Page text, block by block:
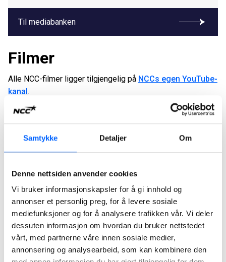
Samtykke Detaljer Om
Denne nettsiden anvender cookies
Vi bruker informasjonskapsler for å gi innhold og
annonser et personlig preg, for å levere sosiale
mediefunksjoner og for å analysere trafikken vår. Vi deler
dessuten informasjon om hvordan du bruker nettstedet
vårt, med partnerne våre innen sosiale medier,
annonsering og analysearbeid, som kan kombinere den
Til mediabanken
Filmer
Alle NCC-filmer ligger tilgjengelig på NCCs egen YouTube-
kanal.
Brand guidelines
Vi har samlet all viktig informasjon og praktiske
retningslinjer for hvordan en kan arbeide med NCCs
finner du logotyper, farger, typografi og instruksjoner for
både trykte og digitale applikasjoner. Denne guiden handler
om NCC-merkevaren så vel som andre merker innen NCC-
familien, for eksempel Hercules og Binab.
NCCs retningslinjer for merkevare:ncc.com/brand
Passord: Hvis du mangler passordet, vennligst send en e-